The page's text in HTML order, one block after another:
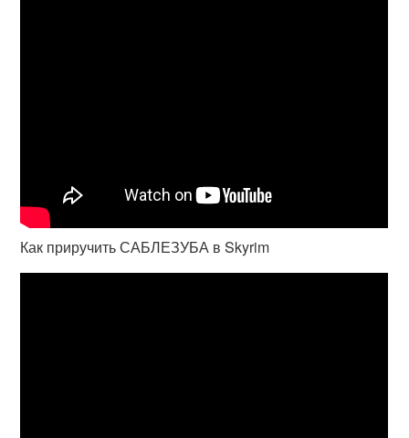
Как приручить САБЛЕЗУБА в Skyrim